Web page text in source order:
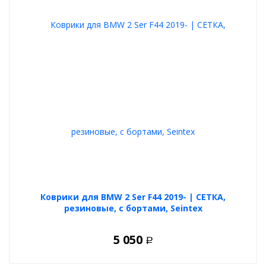
Коврики для BMW 2 Ser F44 2019- | СЕТКА,
резиновые, с бортами, Seintex
5 050 Р